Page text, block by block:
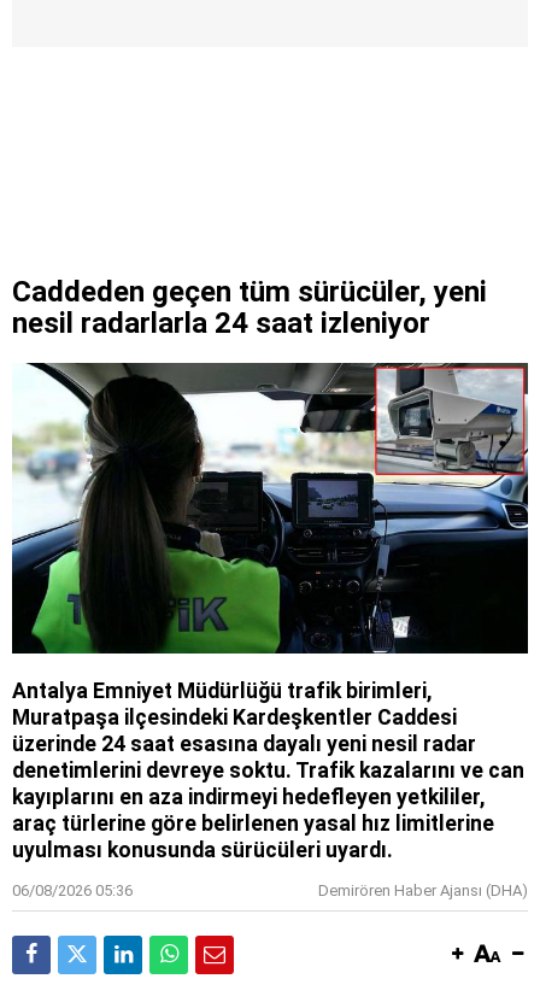
Caddeden geçen tüm sürücüler, yeni
nesil radarlarla 24 saat izleniyor
Antalya Emniyet Müdürlüğü trafik birimleri,
Muratpaşa ilçesindeki Kardeşkentler Caddesi
üzerinde 24 saat esasına dayalı yeni nesil radar
denetimlerini devreye soktu. Trafik kazalarını ve can
kayıplarını en aza indirmeyi hedefleyen yetkililer,
araç türlerine göre belirlenen yasal hız limitlerine
uyulması konusunda sürücüleri uyardı.
06/08/2026 05:36 Demirören Haber Ajansı (DHA)